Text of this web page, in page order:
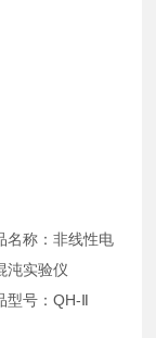
名称：非线性电
沌实验仪
型号：QH-Ⅱ